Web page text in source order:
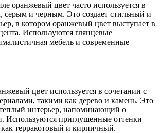
оранжевый цвет часто используется в
серым и черным. Это создает стильный и
в котором оранжевый цвет выступает в
Используются глянцевые
мебель и современные
цвет используется в сочетании с
такими как дерево и камень. Это
интерьер, напоминающий о
Используются приглушенные оттенки
терракотовый и кирпичный.